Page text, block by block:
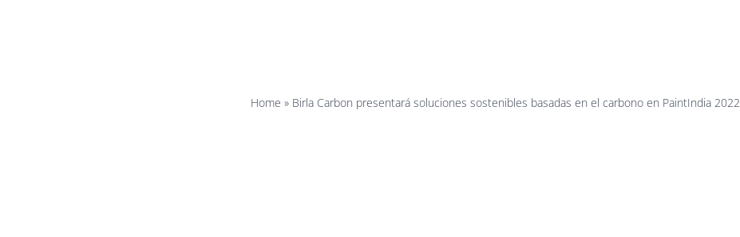
Home » Birla Carbon presentará soluciones sostenibles basadas en el carbono en PaintIndia 2022